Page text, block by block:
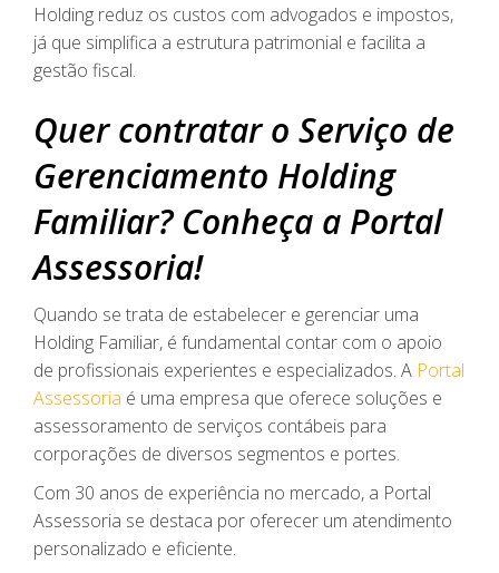
Holding reduz os custos com advogados e impostos,
já que simplifica a estrutura patrimonial e facilita a
gestão fiscal.
Quer contratar o Serviço de
Gerenciamento Holding
Familiar? Conheça a Portal
Assessoria!
Quando se trata de estabelecer e gerenciar uma
Holding Familiar, é fundamental contar com o apoio
de profissionais experientes e especializados. A Portal
Assessoria é uma empresa que oferece soluções e
assessoramento de serviços contábeis para
corporações de diversos segmentos e portes.
Com 30 anos de experiência no mercado, a Portal
Assessoria se destaca por oferecer um atendimento
personalizado e eficiente.